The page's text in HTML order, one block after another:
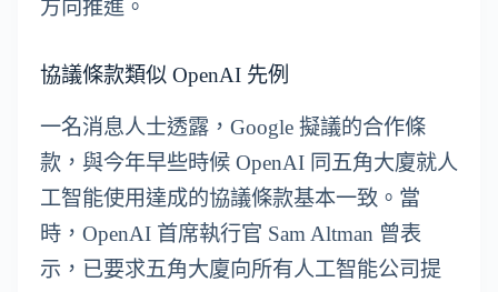
方向推進。
協議條款類似 OpenAI 先例
一名消息人士透露，Google 擬議的合作條
款，與今年早些時候 OpenAI 同五角大廈就人
工智能使用達成的協議條款基本一致。當
時，OpenAI 首席執行官 Sam Altman 曾表
示，已要求五角大廈向所有人工智能公司提